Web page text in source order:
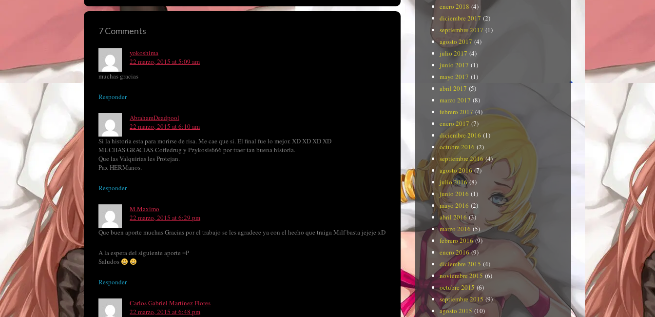
7 Comments
yokoshima
22 marzo, 2015 at 5:09 am
muchas gracias
Responder
AbrahamDeadpool
22 marzo, 2015 at 6:10 am
Si la historia esta para morirse de risa. Me cae que si. El final fue lo mejor. XD XD XD XD
MUCHAS GRACIAS Coffedrug y Pzykosis666 por traer tan buena historia.
Que las Valquirias les Protejan.
Pax HERManos.
Responder
M.Maximo
22 marzo, 2015 at 6:29 pm
Que buen aporte muchas Gracias por el trabajo se les agradece ya con el hecho que traiga Milf basta jejeje xD
A la espera del siguiente aporte =P
Saludos
Responder
Carlos Gabriel Martínez Flores
22 marzo, 2015 at 6:48 pm
enero 2018 (4)
diciembre 2017 (2)
septiembre 2017 (1)
agosto 2017 (4)
julio 2017 (4)
junio 2017 (1)
mayo 2017 (1)
abril 2017 (5)
marzo 2017 (8)
febrero 2017 (4)
enero 2017 (7)
diciembre 2016 (1)
octubre 2016 (2)
septiembre 2016(4)
agosto 2016(7)
julio 2016(8)
junio 2016 (1)
mayo 2016 (2)
abril 2016 (3)
marzo 2016 (5)
febrero 2016(9)
enero 2016(9)
diciembre 2015 (4)
noviembre 2015 (6)
octubre 2015 (6)
septiembre 2015 (9)
agosto 2015 (10)